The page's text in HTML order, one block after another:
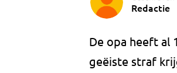
Redactie
De opa heeft al
geëiste straf